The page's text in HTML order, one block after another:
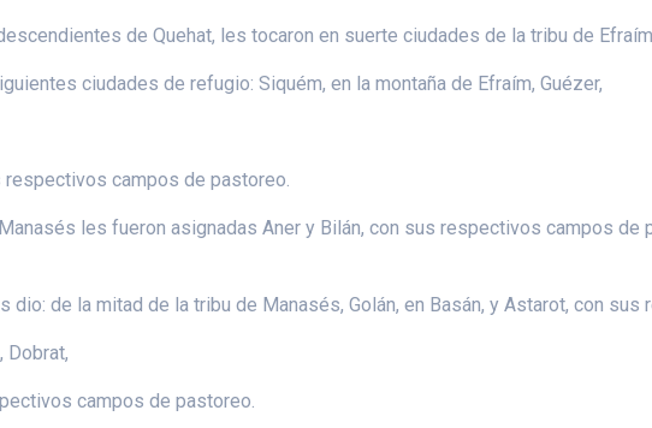
de Quehat, les tocaron en suerte ciudades de la tribu de
ciudades de refugio: Siquém, en la montaña de Efraím, Guézer,
respectivos campos de pastoreo.
les fueron asignadas Aner y Bilán, con sus respectivos campos
dio: de la mitad de la tribu de Manasés, Golán, en Basán, y Astarot, con
Dobrat,
campos de pastoreo.